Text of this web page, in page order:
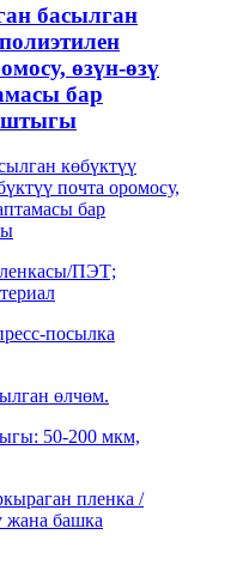
басылган
өзүн-өзү
бар
көбүктүү
почта оромосу,
бар
ПЭТ;
посылка
өлчөм.
50-200 мкм,
пленка /
жана башка